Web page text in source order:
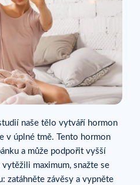
naše tělo vytváří hormon
v úplné tmě. Tento hormon
a může podpořit vyšší
maximum, snažte se
zatáhněte závěsy a vypněte